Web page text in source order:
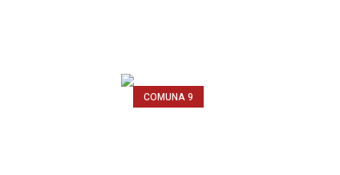
COMUNA 9